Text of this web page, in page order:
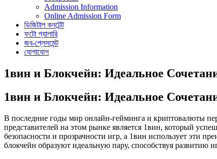
Admission Information
Online Admission Form
ডিজিটাল কনটেন্ট
ফটো গ্যালারি
জব-প্লেসমেন্ট
যোগাযোগ
1вин и Блокчейн: Идеальное
1вин и Блокчейн: Идеальное
В последние годы мир онлайн-гейминга и криптовалюты
представителей на этом рынке является 1вин, который
безопасности и прозрачности игр, а 1вин использует эти
блокчейн образуют идеальную пару, способствуя развитию